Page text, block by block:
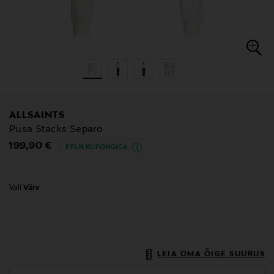
ALLSAINTS
Pusa Stacks Separo
Original Price
199,90 € EELIS KUPONGIGA
Vali Värv
LEIA OMA ÕIGE SUURUS